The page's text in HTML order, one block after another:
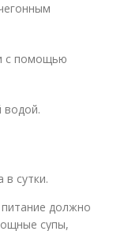
с помощью
водой.
в сутки.
должно
супы,